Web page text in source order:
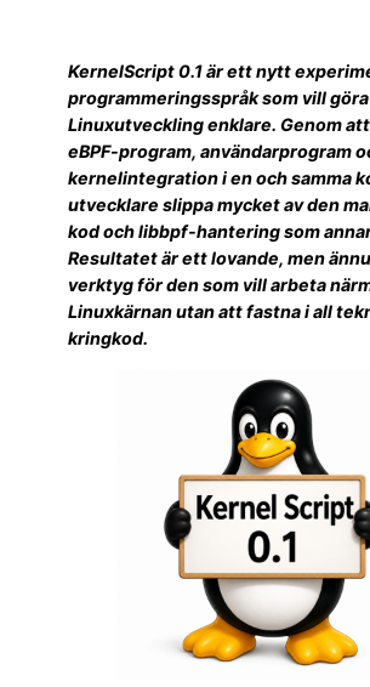
KernelScript 0.1 är ett nytt
programmeringsspråk som vill
Linuxutveckling enklare. Genom
eBPF-program, användarprogram
kernelintegration i en och samma
utvecklare slippa mycket av den
kod och libbpf-hantering som
Resultatet är ett lovande, men
verktyg för den som vill arbeta
Linuxkärnan utan att fastna i all
kringkod.